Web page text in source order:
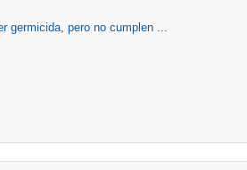
pero no cumplen ...